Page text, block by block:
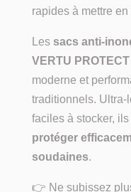
rapides à mettre
Les sacs anti-
VERTU PROTECT
moderne et
traditionnels. Ultra-
faciles à stocker,
protéger
soudaines.
👉 Ne subissez